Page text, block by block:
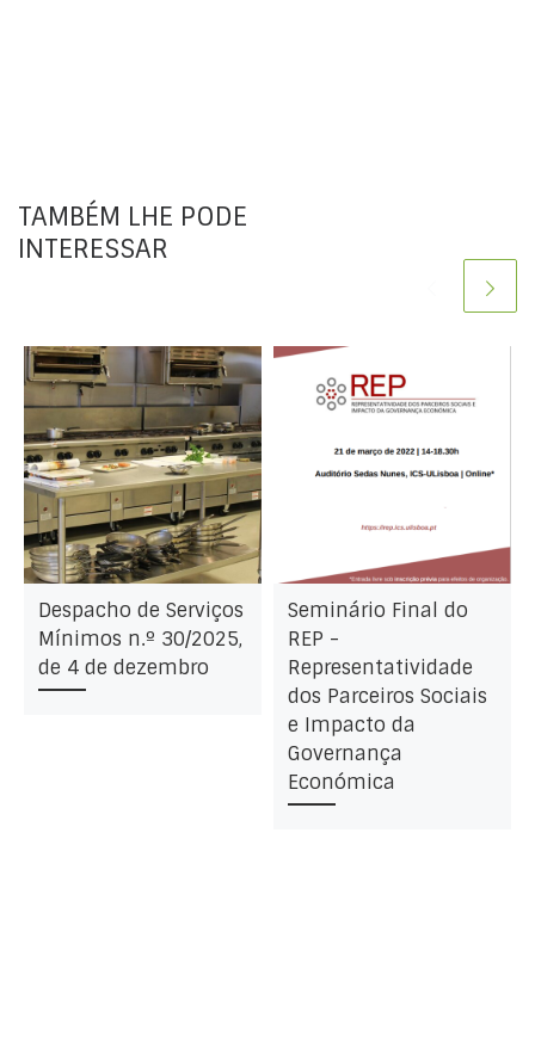
TAMBÉM LHE PODE
INTERESSAR
Despacho de Serviços
Mínimos n.º 30/2025,
de 4 de dezembro
Seminário Final do
REP -
Representatividade
dos Parceiros Sociais
e Impacto da
Governança
Económica